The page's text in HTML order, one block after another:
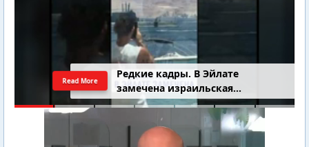
4-летний Юваль Коган найден
добровольцами
Read More